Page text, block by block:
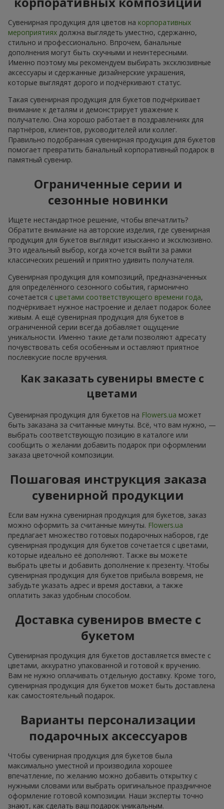
Сувенирная продукция для цветов на корпоративных
мероприятиях должна выглядеть уместно, сдержанно,
стильно и профессионально. Впрочем, банальные
дополнения могут быть скучными и неинтересными.
Именно поэтому мы рекомендуем выбирать эксклюзивные
аксессуары и сдержанные дизайнерские украшения,
которые выглядят дорого и подчёркивают статус.
Такая сувенирная продукция для букетов подчёркивает
внимание к деталям и демонстрирует уважение к
получателю. Она хорошо работает в поздравлениях для
партнёров, клиентов, руководителей или коллег.
Правильно подобранная сувенирная продукция для букетов
помогает превратить банальный корпоративный подарок в
памятный сувенир.
Ограниченные серии и
сезонные новинки
Ищете нестандартное решение, чтобы впечатлить?
Обратите внимание на авторские изделия, где сувенирная
продукция для букетов выглядит изысканно и эксклюзивно.
Это идеальный выбор, когда хочется выйти за рамки
классических решений и приятно удивить получателя.
Сувенирная продукция для композиций, предназначенных
для определённого сезонного события, гармонично
сочетается с цветами соответствующего времени года,
подчёркивает нужное настроение и делает подарок более
живым. А ещё сувенирная продукция для букетов в
ограниченной серии всегда добавляет ощущение
уникальности. Именно такие детали позволяют адресату
почувствовать себя особенным и оставляют приятное
послевкусие после вручения.
Как заказать сувениры вместе с
цветами
Сувенирная продукция для букетов на Flowers.ua может
быть заказана за считанные минуты. Всё, что вам нужно, —
выбрать соответствующую позицию в каталоге или
сообщить о желании добавить подарок при оформлении
заказа цветочной композиции.
Пошаговая инструкция заказа
сувенирной продукции
Если вам нужна сувенирная продукция для букетов, заказ
можно оформить за считанные минуты. Flowers.ua
предлагает множество готовых подарочных наборов, где
сувенирная продукция для букетов сочетается с цветами,
которые идеально её дополняют. Также вы можете
выбрать цветы и добавить дополнение к презенту. Чтобы
сувенирная продукция для букетов прибыла вовремя, не
забудьте указать адрес и время доставки, а также
оплатить заказ удобным способом.
Доставка сувениров вместе с
букетом
Сувенирная продукция для букетов доставляется вместе с
цветами, аккуратно упакованной и готовой к вручению.
Вам не нужно оплачивать отдельную доставку. Кроме того,
сувенирная продукция для букетов может быть доставлена
как самостоятельный подарок.
Варианты персонализации
подарочных аксессуаров
Чтобы сувенирная продукция для букетов была
максимально уместной и производила хорошее
впечатление, по желанию можно добавить открытку с
нужными словами или выбрать оригинальное праздничное
оформление готовой композиции. Наши эксперты точно
знают, как сделать ваш подарок уникальным.